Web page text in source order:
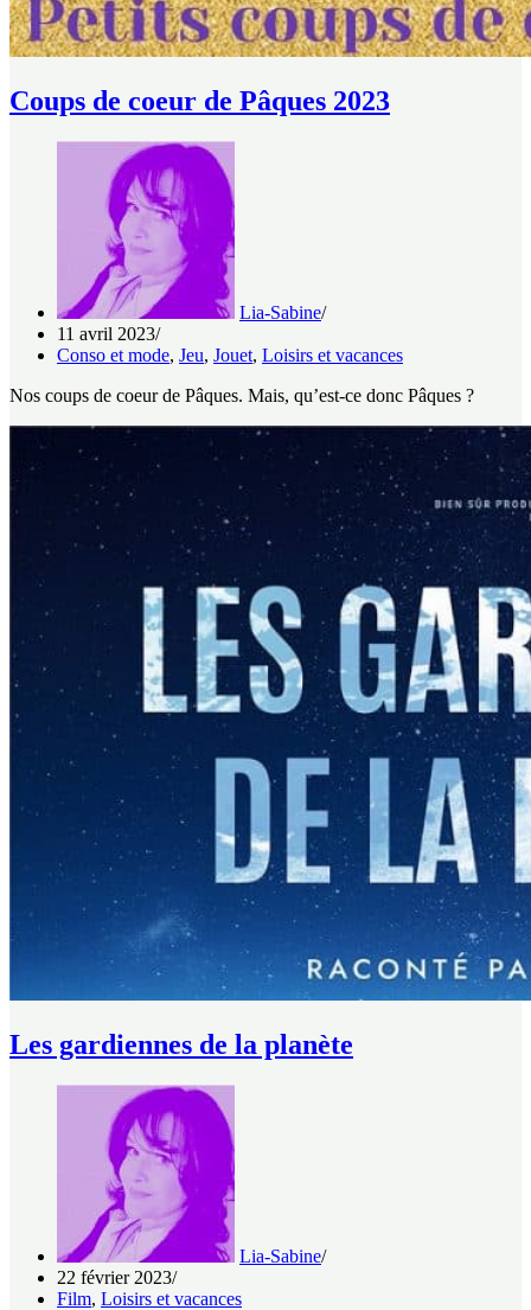
Coups de coeur de Pâques 2023
Lia-Sabine
11 avril 2023
Conso et mode, Jeu, Jouet, Loisirs et vacances
Nos coups de coeur de Pâques. Mais, qu’est-ce donc Pâques ?
Les gardiennes de la planète
Lia-Sabine
22 février 2023
Film, Loisirs et vacances